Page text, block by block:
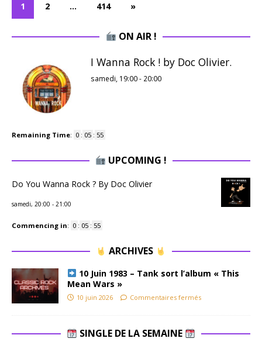
1 2 … 414 »
ON AIR !
I Wanna Rock ! by Doc Olivier.
samedi, 19:00- 20:00
Remaining Time: 0 : 05 : 55
UPCOMING !
Do You Wanna Rock ? By Doc Olivier
samedi, 20:00 - 21:00
Commencing in: 0 : 05 : 55
ARCHIVES
10 Juin 1983 – Tank sort l’album « This
Mean Wars »
10 juin 2026 Commentaires fermés
SINGLE DE LA SEMAINE